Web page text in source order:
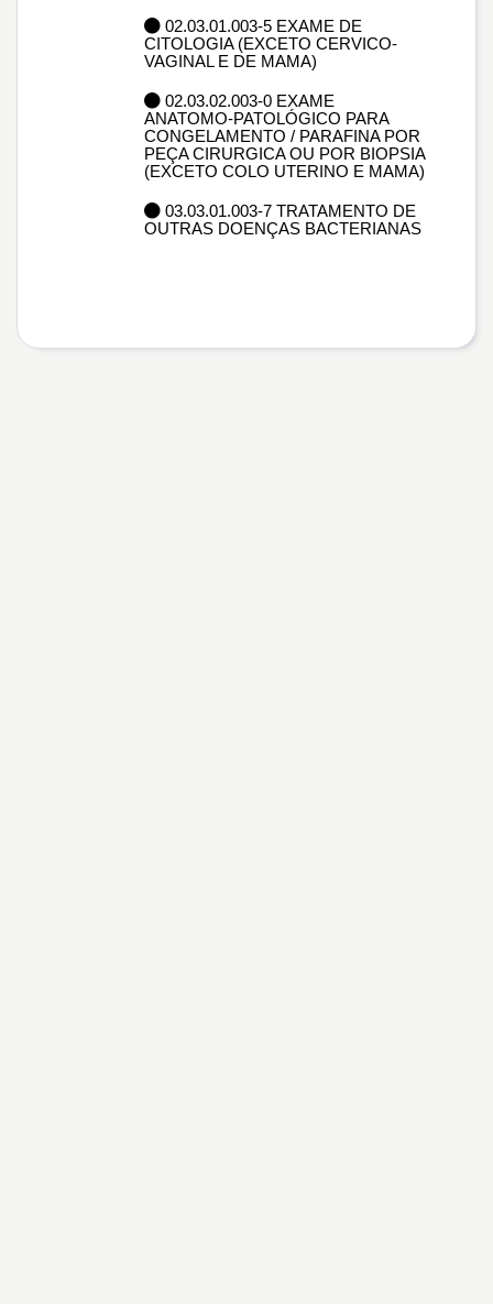
02.03.01.003-5 EXAME DE
CITOLOGIA (EXCETO CERVICO-
VAGINAL E DE MAMA)
02.03.02.003-0 EXAME
ANATOMO-PATOLÓGICO PARA
CONGELAMENTO / PARAFINA POR
PEÇA CIRURGICA OU POR BIOPSIA
(EXCETO COLO UTERINO E MAMA)
03.03.01.003-7 TRATAMENTO DE
OUTRAS DOENÇAS BACTERIANAS